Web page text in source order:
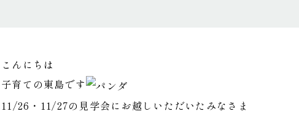
こんにちは
子育ての東島です
11/26・11/27の見学会にお越しいただいたみなさま